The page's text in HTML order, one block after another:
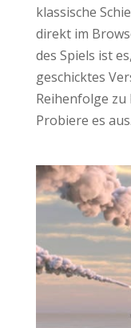
klassische
direkt im
des Spiels ist
geschicktes
Reihenfolge
Probiere es